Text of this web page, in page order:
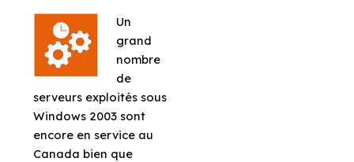
Un
grand
nombre
de
serveurs exploités sous
Windows 2003 sont
encore en service au
Canada bien que